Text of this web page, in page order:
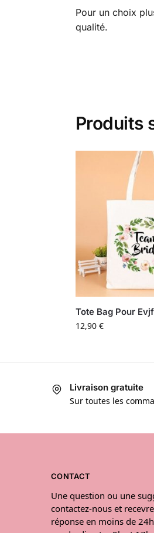
Pour un choix
qualité.
Produits
Tote Bag Pour Evjf
12,90 €
Livraison gratuite
Sur toutes les
CONTACT
Une question ou une
contactez-nous et
réponse en moins de